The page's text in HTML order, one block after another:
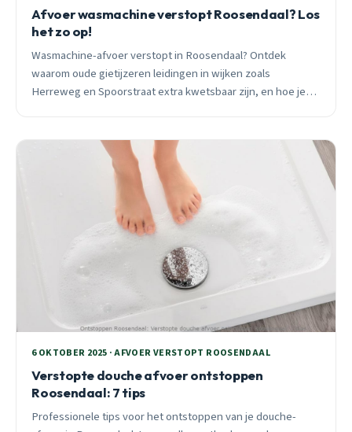
Afvoer wasmachine verstopt Roosendaal? Los
het zo op!
Wasmachine-afvoer verstopt in Roosendaal? Ontdek
waarom oude gietijzeren leidingen in wijken zoals
Herreweg en Spoorstraat extra kwetsbaar zijn, en hoe je
6 OKTOBER 2025 · AFVOER VERSTOPT ROOSENDAAL
Verstopte douche afvoer ontstoppen
Roosendaal: 7 tips
Professionele tips voor het ontstoppen van je douche-